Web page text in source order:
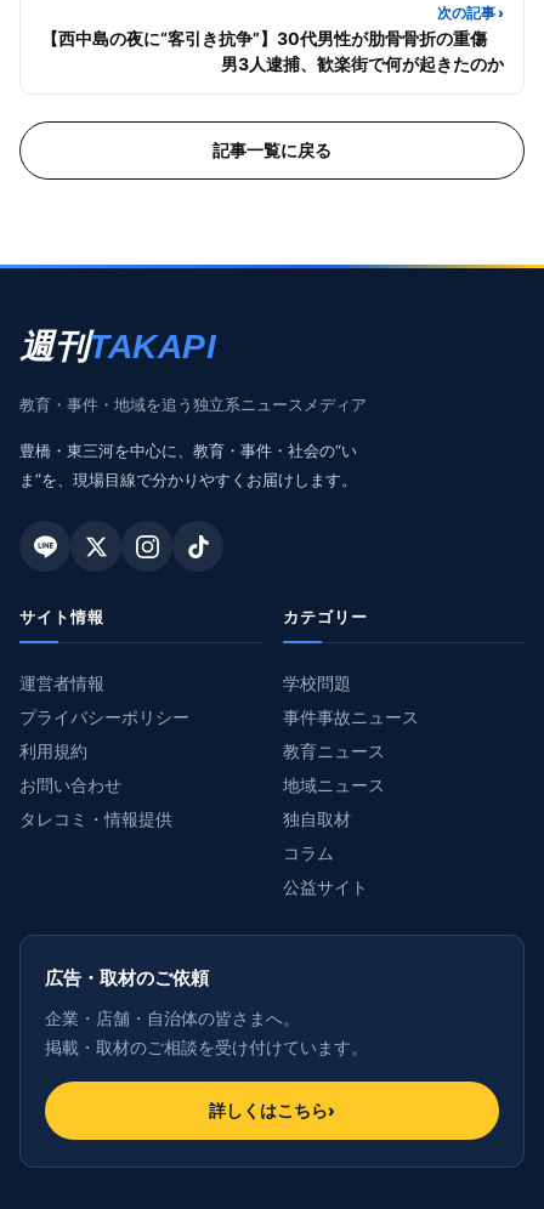
次の記事 ›
【西中島の夜に“客引き抗争”】30代男性が肋骨骨折の重傷
男3人逮捕、歓楽街で何が起きたのか
記事一覧に戻る
週刊TAKAPI
教育・事件・地域を追う独立系ニュースメディア
豊橋・東三河を中心に、教育・事件・社会の“い
ま”を、現場目線で分かりやすくお届けします。
サイト情報
運営者情報
プライバシーポリシー
利用規約
お問い合わせ
タレコミ・情報提供
カテゴリー
学校問題
事件事故ニュース
教育ニュース
地域ニュース
独自取材
コラム
公益サイト
広告・取材のご依頼
企業・店舗・自治体の皆さまへ。
掲載・取材のご相談を受け付けています。
詳しくはこちら›